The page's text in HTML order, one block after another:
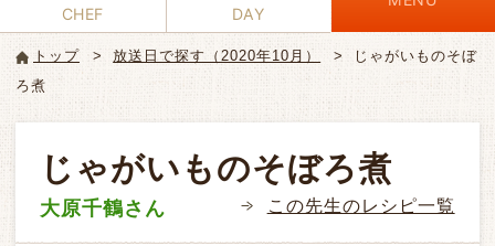
トップ 放送日で探す（2020年10月）
じゃがいものそぼ
ろ煮
じゃがいものそぼろ煮
大原千鶴さん この先生のレシピ一覧